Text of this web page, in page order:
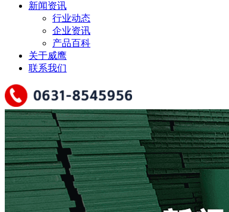
新闻资讯
行业动态
企业资讯
产品百科
关于威鹰
联系我们